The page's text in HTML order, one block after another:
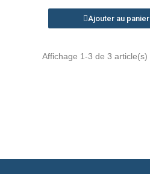
Ajouter au panier
Affichage 1-3 de 3 article(s)